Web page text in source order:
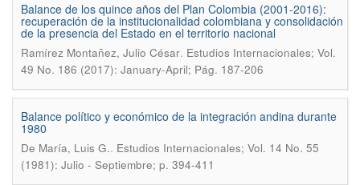
Balance de los quince años del Plan Colombia (2001-2016):
recuperación de la institucionalidad colombiana y consolidación
de la presencia del Estado en el territorio nacional
Ramírez Montañez, Julio César. Estudios Internacionales; Vol.
49 No. 186 (2017): January-April; Pág. 187-206
Balance político y económico de la integración andina durante
1980
De María, Luis G.. Estudios Internacionales; Vol. 14 No. 55
(1981): Julio - Septiembre; p. 394-411